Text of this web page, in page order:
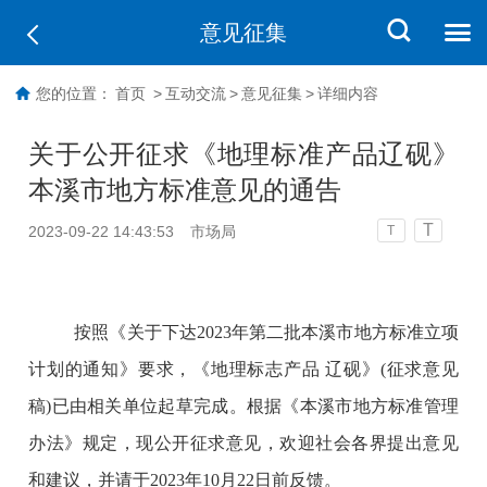
意见征集
您的位置： 首页 > 互动交流 > 意见征集 > 详细内容
关于公开征求《地理标准产品辽砚》
本溪市地方标准意见的通告
2023-09-22 14:43:53 市场局 T T
按照《关于下达2023年第二批本溪市地方标准立项
计划的通知》要求，《地理标志产品 辽砚》(征求意见
稿)已由相关单位起草完成。根据《本溪市地方标准管理
办法》规定，现公开征求意见，欢迎社会各界提出意见
和建议，并请于2023年10月22日前反馈。